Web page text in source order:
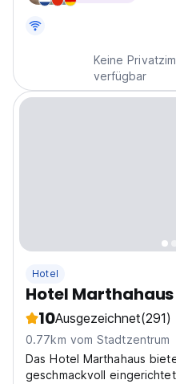
Keine
verfügbar
Hotel
Hotel Marthahaus
10Ausgezeichnet(291)
0.77km vom Stadtzentrum
Das Hotel Marthahaus
geschmackvoll